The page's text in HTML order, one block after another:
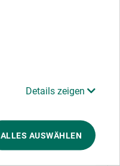
Details zeigen
ALLES AUSWÄHLEN